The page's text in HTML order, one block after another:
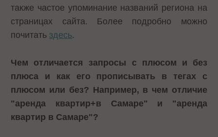
также частое упоминание названий региона на
страницах сайта. Более подробно можно
почитать здесь.
Чем отличается запросы с плюсом и без
плюса и как его прописывать в тегах с
плюсом или без? Например, в чем отличие
"аренда квартир+в Самаре" и "аренда
квартир в Самаре"?